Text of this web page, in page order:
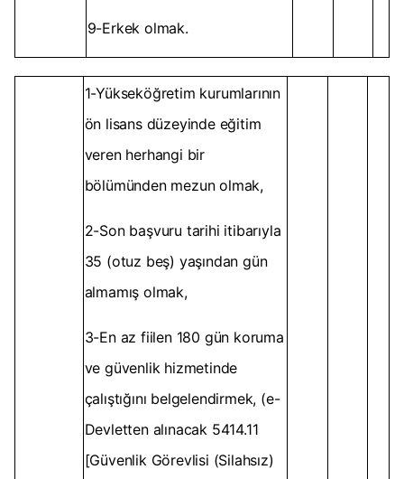
9-Erkek olmak.
1-Yükseköğretim kurumlarının
ön lisans düzeyinde eğitim
veren herhangi bir
bölümünden mezun olmak,
2-Son başvuru tarihi itibarıyla
35 (otuz beş) yaşından gün
almamış olmak,
3-En az fiilen 180 gün koruma
ve güvenlik hizmetinde
çalıştığını belgelendirmek, (e-
Devletten alınacak 5414.11
[Güvenlik Görevlisi (Silahsız)